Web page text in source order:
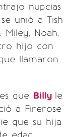
nupcias
unió a Tish
Noah,
hijo con
llamaron
que Billy le
a Firerose
que su hija